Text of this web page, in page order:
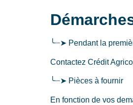
╰┈➤ Pendant la
Contactez Crédit
╰┈➤ Pièces à fournir
En fonction de vos